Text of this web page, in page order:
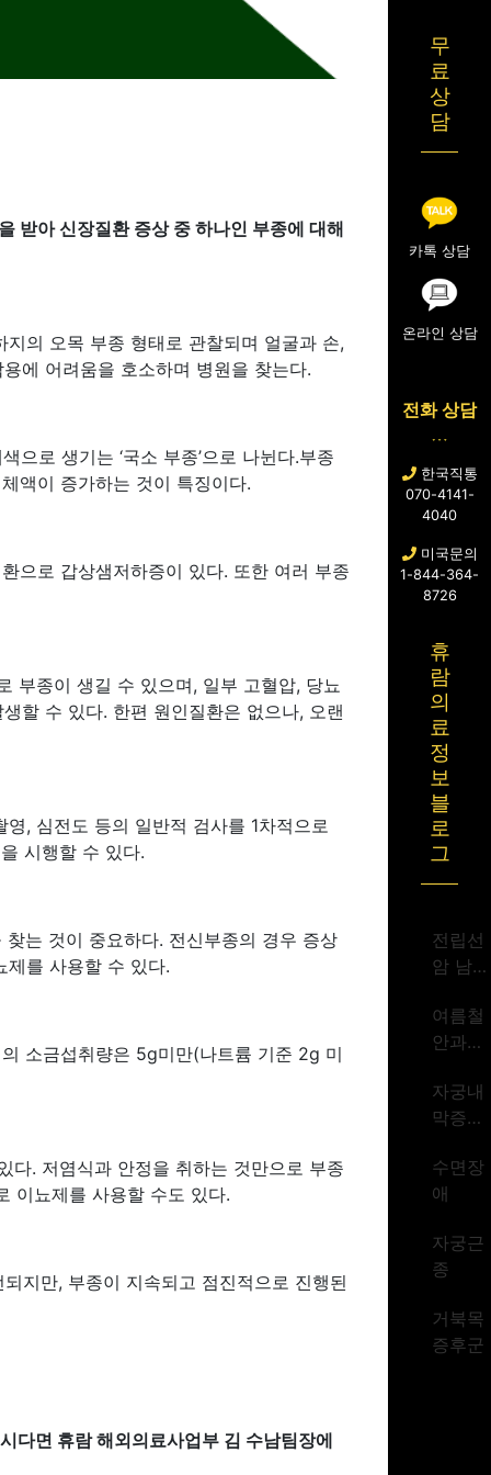
받아 신장질환 증상 중 하나인 부종에 대해
의 오목 부종 형태로 관찰되며 얼굴과 손,
에 어려움을 호소하며 병원을 찾는다.
으로 생기는 ‘국소 부종’으로 나뉜다.부종
액이 증가하는 것이 특징이다.
으로 갑상샘저하증이 있다. 또한 여러 부종
부종이 생길 수 있으며, 일부 고혈압, 당뇨
할 수 있다. 한편 원인질환은 없으나, 오랜
, 심전도 등의 일반적 검사를 1차적으로
시행할 수 있다.
는 것이 중요하다. 전신부종의 경우 증상
제를 사용할 수 있다.
소금섭취량은 5g미만(나트륨 기준 2g 미
다. 저염식과 안정을 취하는 것만으로 부종
이뇨제를 사용할 수도 있다.
지만, 부종이 지속되고 점진적으로 진행된
다면 휴람 해외의료사업부 김 수남팀장에
무
료
상
담
카톡 상담
온라인 상담
전화 상담
한국직통
070-4141-
4040
미국문의
1-844-364-
8726
휴
람
의
료
정
보
블
로
그
전립선
암 남성
시대
여름철
안과질
자궁내
막증식
수면장
애
자궁근
종
거북목
증후군